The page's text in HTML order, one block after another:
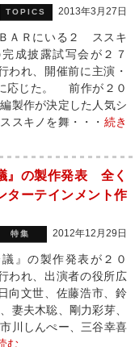
TOPICS 2013年3月27日
ＡＲにいる２ ススキ
成披露試写会が２７
われ、開催前に主演・
応じた。 前作が２０
製作が決定した人気シ
スキノを舞・・・ 続き
』の製作発表 全く
ターテインメント作
特集 2012年12月29日
』の製作発表が２０
われ、出演者の役所広
向文世、佐藤浩市、鈴
妻夫木聡、剛力彩芽、
川しんぺー、三谷幸喜
む